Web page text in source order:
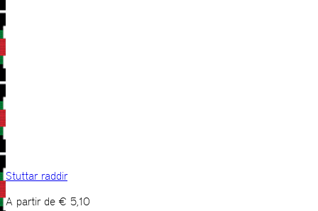
Stuttar raddir
A partir de € 5,10